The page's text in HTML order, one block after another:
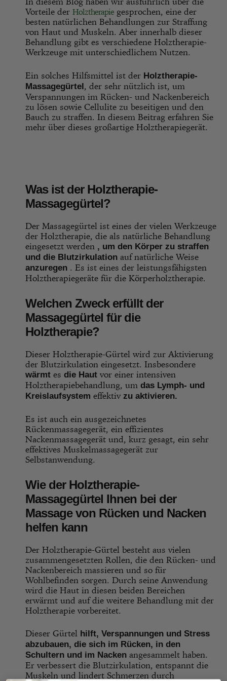
Vorteile der Holztherapie gesprochen, eine der
besten natürlichen Behandlungen zur Straffung
von Haut und Muskeln. Aber innerhalb dieser
Behandlung gibt es verschiedene Holztherapie-
Werkzeuge mit unterschiedlichem Nutzen.
Ein solches Hilfsmittel ist der Holztherapie-
Massagegürtel, der sehr nützlich ist, um
Verspannungen im Rücken- und Nackenbereich
zu lösen sowie Cellulite zu beseitigen und den
Bauch zu straffen. In diesem Beitrag erfahren Sie
mehr über dieses großartige Holztherapiegerät.
Was ist der Holztherapie-
Massagegürtel?
Der Massagegürtel ist eines der vielen Werkzeuge
der Holztherapie, die als natürliche Behandlung
eingesetzt werden , um den Körper zu straffen
und die Blutzirkulation auf natürliche Weise
anzuregen . Es ist eines der leistungsfähigsten
Holztherapiegeräte für die Körperholztherapie.
Welchen Zweck erfüllt der
Massagegürtel für die
Holztherapie?
Dieser Holztherapie-Gürtel wird zur Aktivierung
der Blutzirkulation eingesetzt. Insbesondere
wärmt es die Haut vor einer intensiven
Holztherapiebehandlung, um das Lymph- und
Kreislaufsystem effektiv zu aktivieren.
Es ist auch ein ausgezeichnetes
Rückenmassagegerät, ein effizientes
Nackenmassagegerät und, kurz gesagt, ein sehr
effektives Muskelmassagegerät zur
Selbstanwendung.
Wie der Holztherapie-
Massagegürtel Ihnen bei der
Massage von Rücken und Nacken
helfen kann
Der Holztherapie-Gürtel besteht aus vielen
zusammengesetzten Rollen, die den Rücken- und
Nackenbereich massieren und so für
Wohlbefinden sorgen. Durch seine Anwendung
wird die Haut in diesen beiden Bereichen
erwärmt und auf die weitere Behandlung mit der
Holztherapie vorbereitet.
Dieser Gürtel hilft, Verspannungen und Stress
abzubauen, die sich im Rücken, in den
Schultern und im Nacken angesammelt haben.
Er verbessert die Blutzirkulation, entspannt die
Muskeln und lindert Schmerzen durch